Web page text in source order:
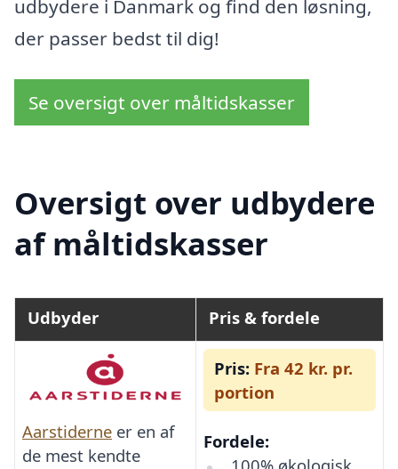
udbydere i Danmark og find den løsning,
der passer bedst til dig!
Se oversigt over måltidskasser
Oversigt over udbydere
af måltidskasser
Udbyder Pris & fordele
Aarstiderne er en af
de mest kendte
Pris: Fra 42 kr. pr.
portion
Fordele: